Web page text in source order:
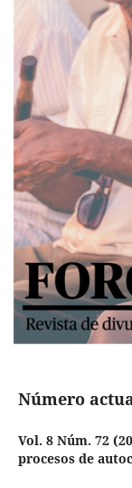
Número
Vol. 8 Núm. 72
procesos de